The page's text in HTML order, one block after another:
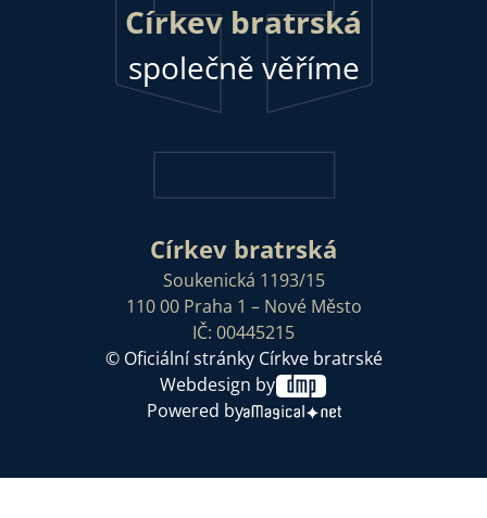
Církev bratrská
společně věříme
Církev bratrská
Soukenická 1193/15
110 00 Praha 1 – Nové Město
IČ: 00445215
© Oficiální stránky Církve bratrské
Webdesign by
Powered by